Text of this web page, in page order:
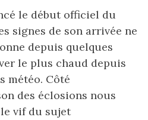
le début officiel du
signes de son arrivée ne
depuis quelques
le plus chaud depuis
météo. Côté
des éclosions nous
vif du sujet